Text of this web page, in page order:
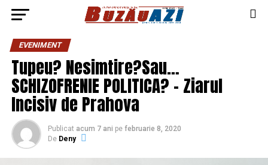
EVENIMENT
Tupeu? Nesimtire?Sau…
SCHIZOFRENIE POLITICA? – Ziarul
Incisiv de Prahova
Publicat acum 7 ani pe februarie 8, 2020
De Deny